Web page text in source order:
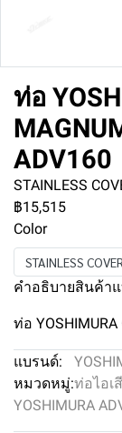
ท่อ
ADV160
STAINLESS
฿15,515
Color
STAINLESS COVER
คำอธิบายสินค้า
ท่อ
แบรนด์:
หมวดหมู่:ท่อไอเ
YOSHIMURA